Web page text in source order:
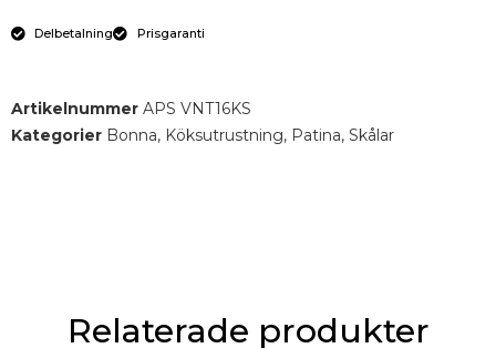
Delbetalning Prisgaranti
Artikelnummer APS VNT16KS
Kategorier Bonna, Köksutrustning, Patina, Skålar
Relaterade produkter